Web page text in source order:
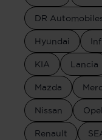
DR
Hyundai
KIA Lancia
Mazda
Nissan Opel
Renault